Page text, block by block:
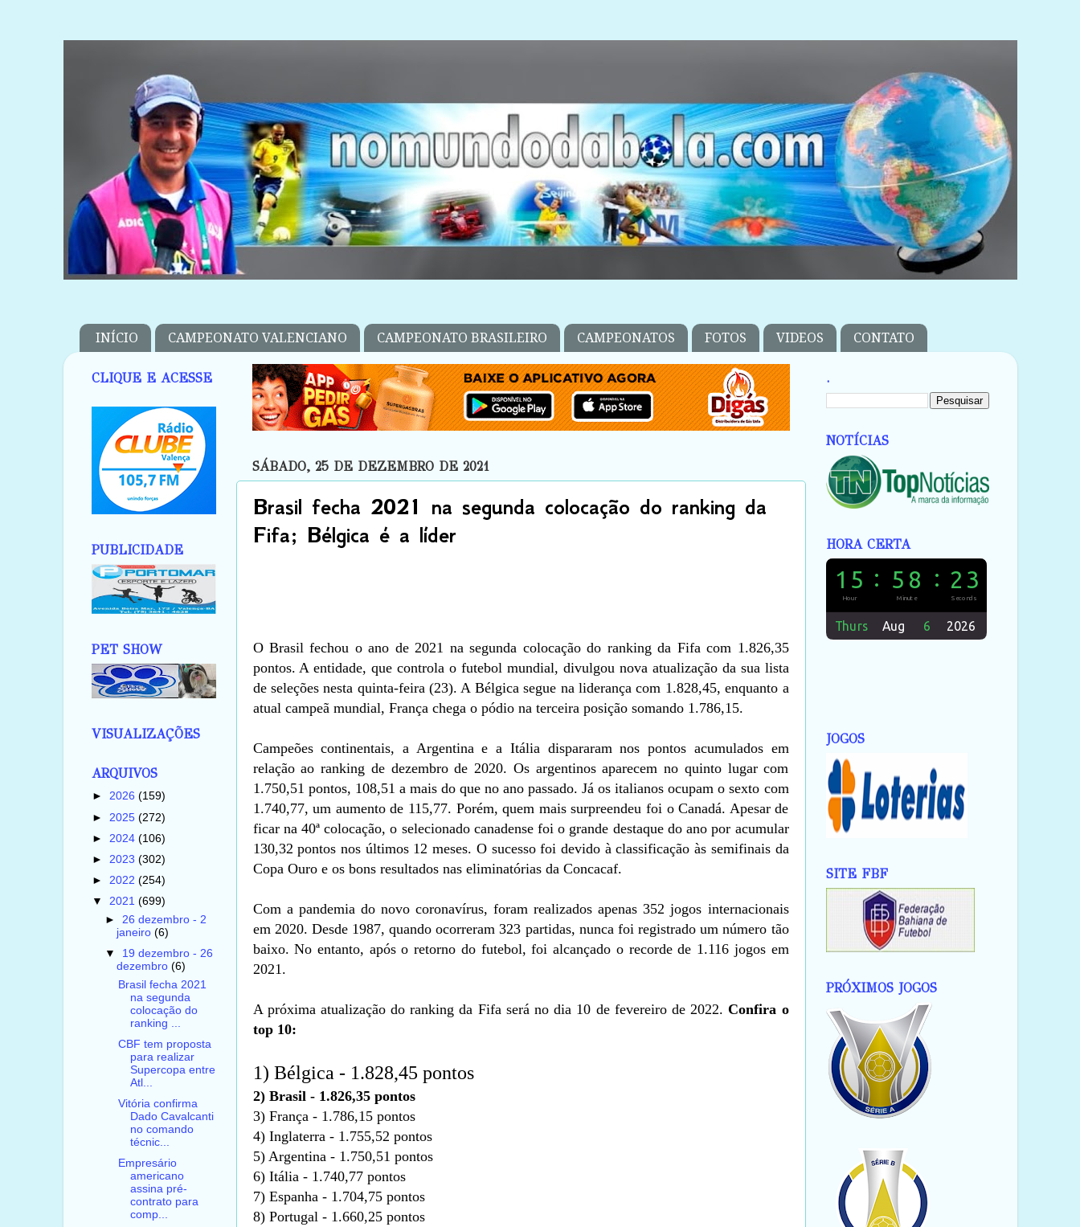
INÍCIO CAMPEONATO VALENCIANO CAMPEONATO BRASILEIRO CAMPEONATOS FOTOS VIDEOS CONTATO
SÁBADO, 25 DE DEZEMBRO DE 2021
Brasil fecha 2021 na segunda colocação do ranking da
Fifa; Bélgica é a líder
O Brasil fechou o ano de 2021 na segunda colocação do ranking da Fifa com 1.826,35
pontos. A entidade, que controla o futebol mundial, divulgou nova atualização da sua lista
de seleções nesta quinta-feira (23). A Bélgica segue na liderança com 1.828,45, enquanto a
atual campeã mundial, França chega o pódio na terceira posição somando 1.786,15.
Campeões continentais, a Argentina e a Itália dispararam nos pontos acumulados em
relação ao ranking de dezembro de 2020. Os argentinos aparecem no quinto lugar com
1.750,51 pontos, 108,51 a mais do que no ano passado. Já os italianos ocupam o sexto com
1.740,77, um aumento de 115,77. Porém, quem mais surpreendeu foi o Canadá. Apesar de
ficar na 40ª colocação, o selecionado canadense foi o grande destaque do ano por acumular
130,32 pontos nos últimos 12 meses. O sucesso foi devido à classificação às semifinais da
Copa Ouro e os bons resultados nas eliminatórias da Concacaf.
Com a pandemia do novo coronavírus, foram realizados apenas 352 jogos internacionais
em 2020. Desde 1987, quando ocorreram 323 partidas, nunca foi registrado um número tão
baixo. No entanto, após o retorno do futebol, foi alcançado o recorde de 1.116 jogos em
2021.
A próxima atualização do ranking da Fifa será no dia 10 de fevereiro de 2022. Confira o
top 10:
1) Bélgica - 1.828,45 pontos
2) Brasil - 1.826,35 pontos
3) França - 1.786,15 pontos
4) Inglaterra - 1.755,52 pontos
5) Argentina - 1.750,51 pontos
6) Itália - 1.740,77 pontos
7) Espanha - 1.704,75 pontos
8) Portugal - 1.660,25 pontos
CLIQUE E ACESSE
PUBLICIDADE
PET SHOW
VISUALIZAÇÕES
ARQUIVOS
► 2026 (159)
► 2025 (272)
► 2024 (106)
► 2023 (302)
► 2022 (254)
▼ 2021 (699)
► 26 dezembro - 2
janeiro (6)
▼ 19 dezembro - 26
dezembro (6)
Brasil fecha 2021
na segunda
colocação do
ranking ...
CBF tem proposta
para realizar
Supercopa entre
Atl...
Vitória confirma
Dado Cavalcanti
no comando
técnic...
Empresário
americano
assina pré-
contrato para
comp...
.
NOTÍCIAS
HORA CERTA
JOGOS
SITE FBF
PRÓXIMOS JOGOS